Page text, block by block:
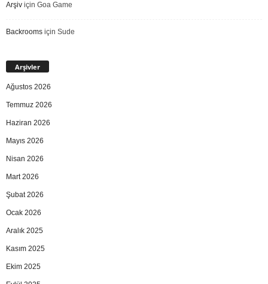
Arşiv için Goa Game
Backrooms için Sude
Arşivler
Ağustos 2026
Temmuz 2026
Haziran 2026
Mayıs 2026
Nisan 2026
Mart 2026
Şubat 2026
Ocak 2026
Aralık 2025
Kasım 2025
Ekim 2025